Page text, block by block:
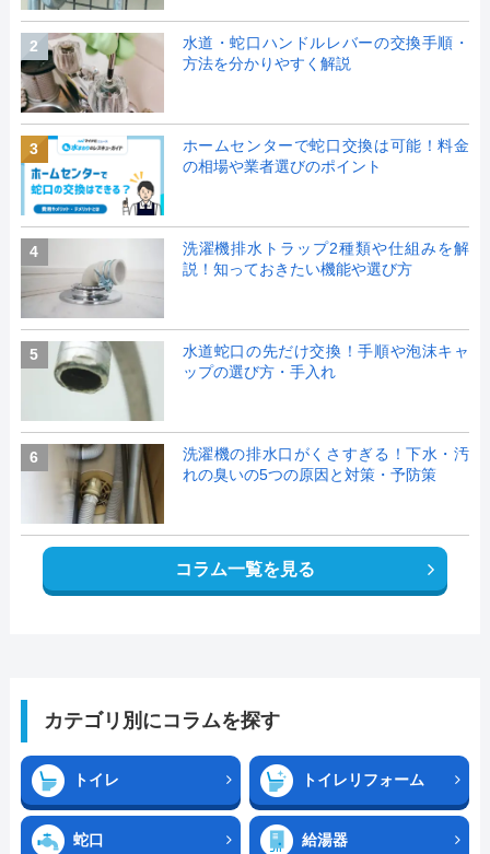
2
水道・蛇口ハンドルレバーの交換手順・
方法を分かりやすく解説
3
ホームセンターで蛇口交換は可能！料金
の相場や業者選びのポイント
4
洗濯機排水トラップ2種類や仕組みを解
説！知っておきたい機能や選び方
5
水道蛇口の先だけ交換！手順や泡沫キャ
ップの選び方・手入れ
6
洗濯機の排水口がくさすぎる！下水・汚
れの臭いの5つの原因と対策・予防策
コラム一覧を見る
カテゴリ別にコラムを探す
トイレ トイレリフォーム
蛇口 給湯器